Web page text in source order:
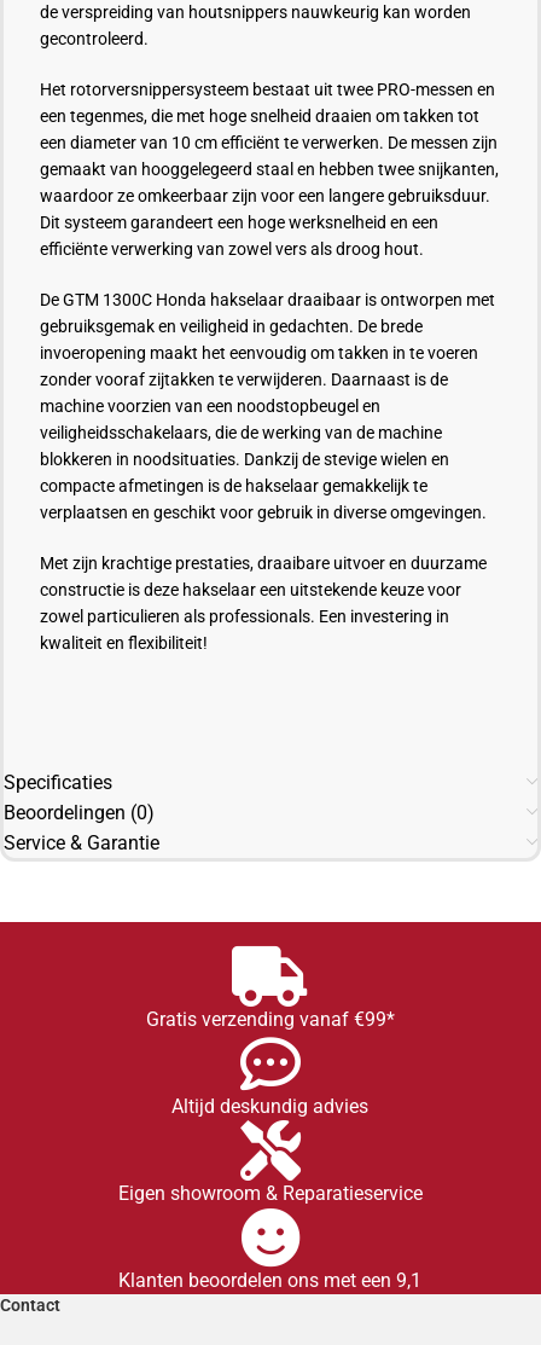
de verspreiding van houtsnippers nauwkeurig kan worden
gecontroleerd.
Het rotorversnippersysteem bestaat uit twee PRO-messen en
een tegenmes, die met hoge snelheid draaien om takken tot
een diameter van 10 cm efficiënt te verwerken. De messen zijn
gemaakt van hooggelegeerd staal en hebben twee snijkanten,
waardoor ze omkeerbaar zijn voor een langere gebruiksduur.
Dit systeem garandeert een hoge werksnelheid en een
efficiënte verwerking van zowel vers als droog hout.
De GTM 1300C Honda hakselaar draaibaar is ontworpen met
gebruiksgemak en veiligheid in gedachten. De brede
invoeropening maakt het eenvoudig om takken in te voeren
zonder vooraf zijtakken te verwijderen. Daarnaast is de
machine voorzien van een noodstopbeugel en
veiligheidsschakelaars, die de werking van de machine
blokkeren in noodsituaties. Dankzij de stevige wielen en
compacte afmetingen is de hakselaar gemakkelijk te
verplaatsen en geschikt voor gebruik in diverse omgevingen.
Met zijn krachtige prestaties, draaibare uitvoer en duurzame
constructie is deze hakselaar een uitstekende keuze voor
zowel particulieren als professionals. Een investering in
kwaliteit en flexibiliteit!
Specificaties
Beoordelingen (0)
Service & Garantie
Gratis verzending vanaf €99*
Altijd deskundig advies
Eigen showroom & Reparatieservice
Klanten beoordelen ons met een 9,1
Contact